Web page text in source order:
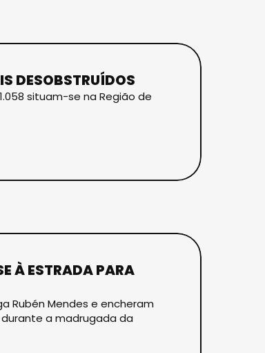
DESOBSTRUÍDOS
situam-se na Região de
À ESTRADA PARA
Rubén Mendes e encheram
a madrugada da